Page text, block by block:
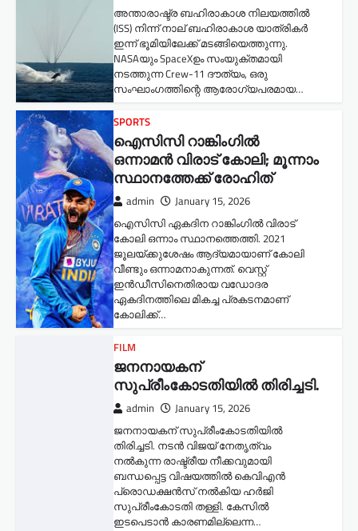
അന്താരാഷ്ട്ര ബഹിരാകാശ നിലയത്തിൽ
(ISS) നിന്ന് നാല് ബഹിരാകാശ യാത്രികർ
ഇന്ന് ഭൂമിയിലേക്ക് മടങ്ങിയെത്തുന്നു.
NASAയും SpaceXഉം സംയുക്തമായി
നടത്തുന്ന Crew-11 ദൗത്യം, ഒരു
സംഘാംഗത്തിന്റെ ആരോഗ്യപരമായ…
SPORTS
ഐസിസി റാങ്കിംഗിൽ
ഒന്നാമൻ വിരാട് കോലി; മൂന്നാം
സ്ഥാനത്തേക്ക് രോഹിത്
admin January 15, 2026
ഐസിസി ഏകദിന റാങ്കിംഗിൽ വിരാട്
കോലി ഒന്നാം സ്ഥാനത്തെത്തി. 2021
ജൂലയ്ക്കുശേഷം ആദ്യമായാണ് കോലി
വീണ്ടും ഒന്നാമനാകുന്നത്. വെസ്റ്റ്
ഇൻഡീസിനെതിരായ വഡോദര
ഏകദിനത്തിലെ മികച്ച പ്രകടനമാണ്
കോലിക്ക്…
FILM
ജനനായകന്
സുപ്രീംകോടതിയില്‍ തിരിച്ചടി.
admin January 15, 2026
ജനനായകന് സുപ്രീംകോടതിയില്‍
തിരിച്ചടി. നടൻ വിജയ് നേതൃത്വം
നൽകുന്ന രാഷ്ട്രീയ നീക്കവുമായി
ബന്ധപ്പെട്ട വിഷയത്തിൽ കെവിഎൻ
പ്രൊഡക്ഷൻസ് നൽകിയ ഹർജി
സുപ്രീംകോടതി തള്ളി. കേസിൽ
ഇടപെടാൻ കാരണമില്ലെന്ന…